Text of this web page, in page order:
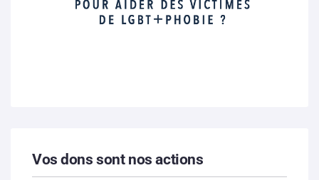
Vos dons sont nos actions